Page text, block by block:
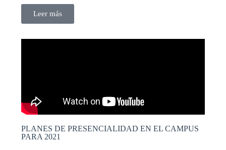
Leer más
PLANES DE PRESENCIALIDAD EN EL CAMPUS
PARA 2021